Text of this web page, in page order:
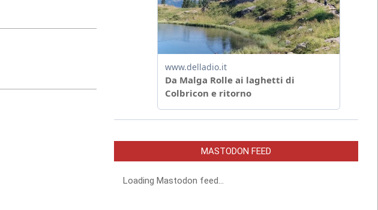
MASTODON FEED
Loading Mastodon feed...